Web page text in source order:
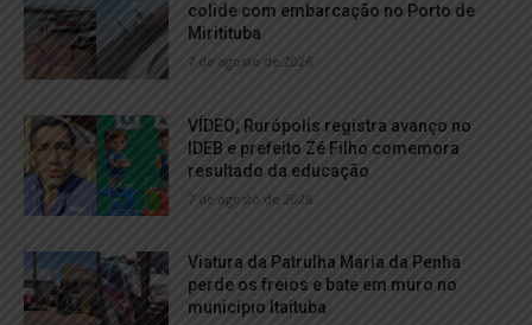
colide com embarcação no Porto de
Miritituba
7 de agosto de 2026
VÍDEO; Rurópolis registra avanço no
IDEB e prefeito Zé Filho comemora
resultado da educação
7 de agosto de 2026
Viatura da Patrulha Maria da Penha
perde os freios e bate em muro no
município Itaituba